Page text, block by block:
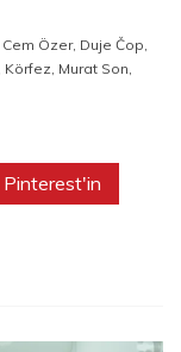
Cem Özer, Duje Čop
Körfez Murat Son
Pinterest'in